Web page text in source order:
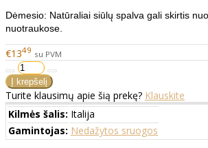
Dėmesio: Natūraliai siūlų spalva gali skirtis
nuotraukose.
€1349 su PVM
Turite klausimų apie šią prekę? Klauskite
Kilmės šalis: Italija
Gamintojas: Nedažytos sruogos